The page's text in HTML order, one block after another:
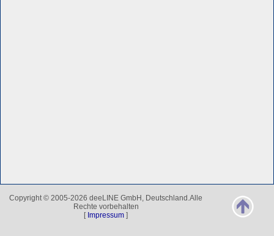
Copyright © 2005-2026 deeLINE GmbH, Deutschland.Alle
Rechte vorbehalten
[ Impressum ]